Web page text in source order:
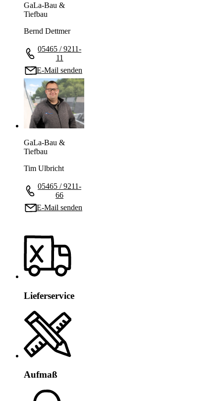
GaLa-Bau &
Tiefbau
Bernd Dettmer
05465 / 9211-
11
E-Mail senden
GaLa-Bau &
Tiefbau
Tim Ulbricht
05465 / 9211-
66
E-Mail senden
Lieferservice
Aufmaß